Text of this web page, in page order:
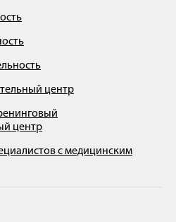
центр
центр
с медицинским